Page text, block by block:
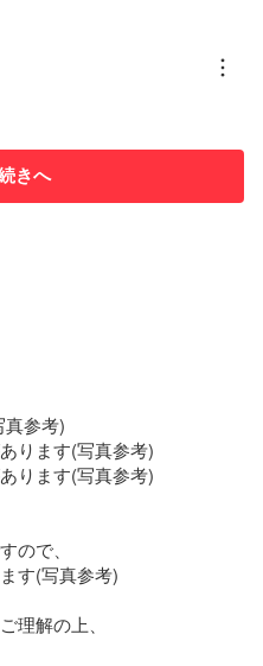
きへ
真参考)
ります(写真参考)
ります(写真参考)
ので、
す(写真参考)
理解の上、